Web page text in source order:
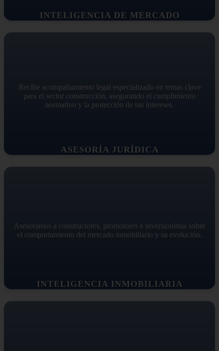
INTELIGENCIA DE MERCADO
ASESORÍA JURÍDICA
Recibe acompañamiento legal especializado en temas clave
para el sector construcción, asegurando el cumplimiento
normativo y la protección de tus intereses.
INTELIGENCIA INMOBILIARIA
Asesoramos a constructores, promotores e inversionistas sobre
el comportamiento del mercado inmobiliario y su evolución.